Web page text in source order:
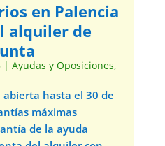
en Palencia
alquiler de
| Ayudas y Oposiciones,
hasta el 30 de
máximas
de la ayuda